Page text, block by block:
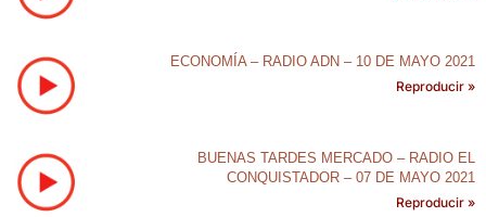
ECONOMÍA – RADIO ADN – 10 DE MAYO 2021
Reproducir »
BUENAS TARDES MERCADO – RADIO EL
CONQUISTADOR – 07 DE MAYO 2021
Reproducir »